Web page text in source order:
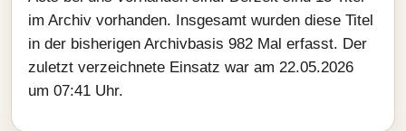
im Archiv vorhanden. Insgesamt wurden diese Titel
in der bisherigen Archivbasis 982 Mal erfasst. Der
zuletzt verzeichnete Einsatz war am 22.05.2026
um 07:41 Uhr.